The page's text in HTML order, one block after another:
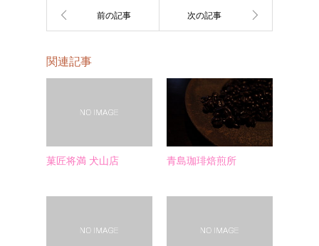
関連記事
菓匠将満 犬山店 青島珈琲焙煎所